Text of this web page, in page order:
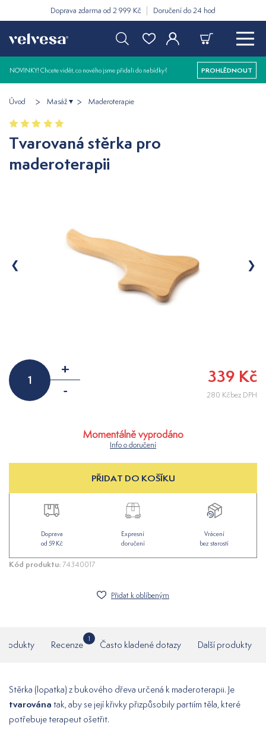
Doprava zdarma od 2 999 Kč Doručení do 24 hod
NOVINKY! Chcete vidět, co nového jsme přidali do nabídky? PROHLÉDNOUT
Úvod Masáž Maderoterapie
Tvarovaná stěrka pro
maderoterapii
+
-
339 Kč
280 Kčbez DPH
Momentálně vyprodáno
Info o doručení
PŘIDAT DO KOŠÍKU
Doprava
od 59 Kč
Expresní
doručení
Vrácení
bez starostí
Kód produktu:74340017
Přidat k oblíbeným
Recenze
1
Často kladené dotazy Další produkty
Stěrka (lopatka) z bukového dřeva určená k maderoterapii. Je
tvarována tak, aby se její křivky přizpůsobily partiím těla, které
potřebuje terapeut ošetřit.